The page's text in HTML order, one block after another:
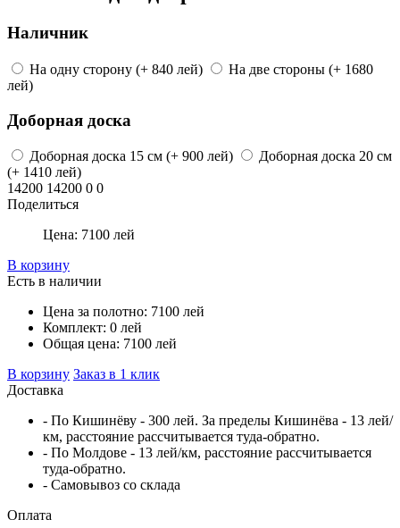
Наличник
На одну сторону (+ 840 лей) На две стороны (+ 1680
лей)
Доборная доска
Доборная доска 15 см (+ 900 лей) Доборная доска 20 см
(+ 1410 лей)
14200 14200 0 0
Поделиться
Цена: 7100 лей
В корзину
Есть в наличии
Цена за полотно: 7100 лей
Комплект: 0 лей
Общая цена: 7100 лей
В корзину Заказ в 1 клик
Доставка
- По Кишинёву - 300 лей. За пределы Кишинёва - 13 лей/
км, расстояние рассчитывается туда-обратно.
- По Молдове - 13 лей/км, расстояние рассчитывается
туда-обратно.
- Самовывоз со склада
Оплата